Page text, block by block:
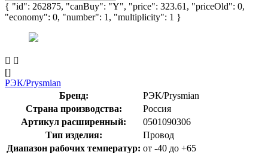
{ "id": 262875, "canBuy": "Y", "price": 323.61, "priceOld": 0,
"economy": 0, "number": 1, "multiplicity": 1 }
[]
РЭК/Prysmian
Бренд:
РЭК/Prysmian
Страна производства:
Россия
Артикул расширенный:
0501090306
Тип изделия:
Провод
Диапазон рабочих температур: от -40 до +65